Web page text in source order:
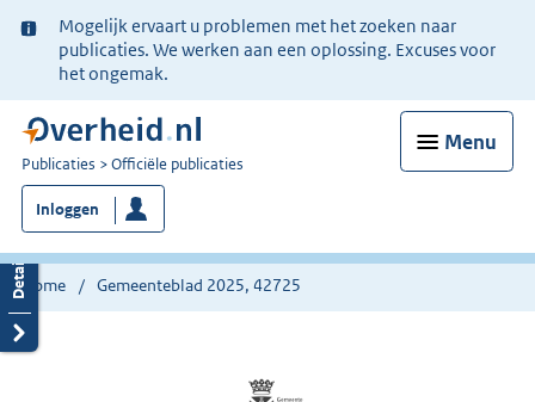
Ter
informatie:
Mogelijk ervaart u problemen met het zoeken naar
publicaties. We werken aan een oplossing. Excuses voor
het ongemak.
Menu
U
bent
nu
hier:
Publicaties Officiële publicaties
Inloggen
Home Gemeenteblad 2025, 42725